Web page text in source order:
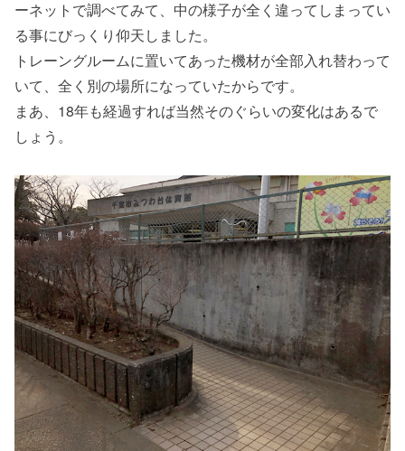
ーネットで調べてみて、中の様子が全く違ってしまってい
る事にびっくり仰天しました。
トレーングルームに置いてあった機材が全部入れ替わって
いて、全く別の場所になっていたからです。
まあ、18年も経過すれば当然そのぐらいの変化はあるで
しょう。